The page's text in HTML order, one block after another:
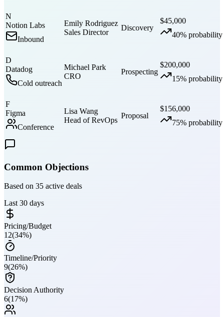
N
Notion Labs
Inbound
Emily Rodriguez
Sales Director
Discovery
$45,000
40% probability
D
Datadog
Cold outreach
Michael Park
CRO
Prospecting
$200,000
15% probability
F
Figma
Conference
Lisa Wang
Head of RevOps
Proposal
$156,000
75% probability
Common Objections
Based on 35 active deals
Last 30 days
Pricing/Budget
12(34%)
Timeline/Priority
9(26%)
Decision Authority
6(17%)